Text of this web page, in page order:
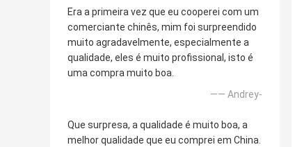
Era a primeira vez que eu cooperei com um
comerciante chinês, mim foi surpreendido
muito agradavelmente, especialmente a
qualidade, eles é muito profissional, isto é
uma compra muito boa.
—— Andrey-
Que surpresa, a qualidade é muito boa, a
melhor qualidade que eu comprei em China.